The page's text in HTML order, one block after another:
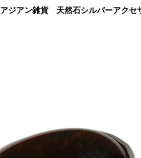
アジアン雑貨 天然石シルバーアクセ